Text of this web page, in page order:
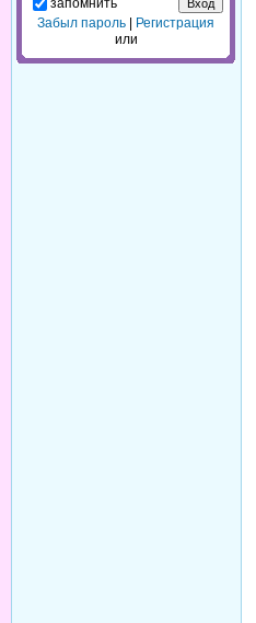
Забыл пароль
Регистрация
или